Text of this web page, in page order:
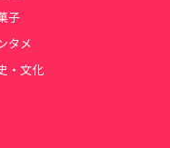
子
タメ
・文化